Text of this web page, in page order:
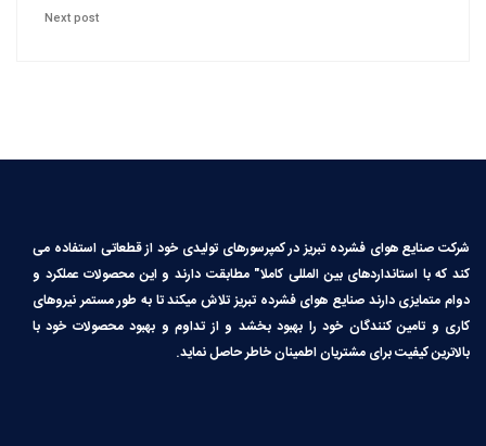
Next post
شرکت صنایع هوای فشرده تبریز در کمپرسورهای تولیدی خود از قطعاتی استفاده می
کند که با استانداردهای بین المللی کاملا″ مطابقت دارند و این محصولات عملکرد و
دوام متمایزی دارند صنایع هوای فشرده تبریز تلاش میکند تا به طور مستمر نیروهای
کاری و تامین کنندگان خود را بهبود بخشد و از تداوم و بهبود محصولات خود با
بالاترین کیفیت برای مشتریان اطمینان خاطر حاصل نماید.